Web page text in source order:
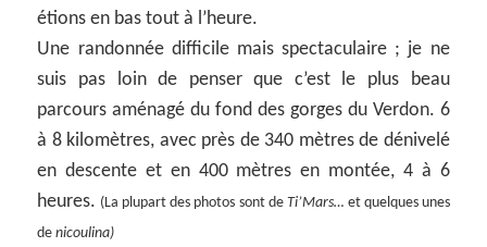
étions en bas tout à l’heure.
Une randonnée difficile mais spectaculaire ; je ne
suis pas loin de penser que c’est le plus beau
parcours aménagé du fond des gorges du Verdon. 6
à 8 kilomètres, avec près de 340 mètres de dénivelé
en descente et en 400 mètres en montée, 4 à 6
heures. (La plupart des photos sont de Ti’Mars… et quelques unes
denicoulina)